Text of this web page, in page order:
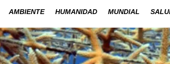
AMBIENTE HUMANIDAD MUNDIAL